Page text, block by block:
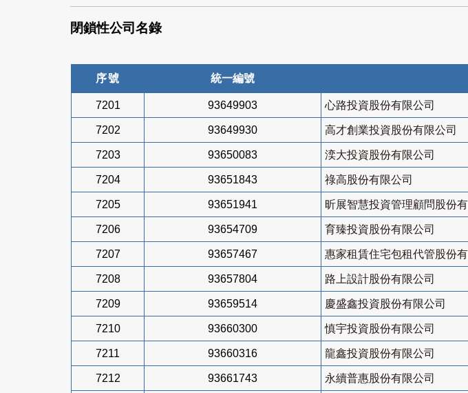
閉鎖性公司名錄
序號 統一編號
7201 93649903 心路投資股份有限公司
7202 93649930 高才創業投資股份有限公司
7203 93650083 湙大投資股份有限公司
7204 93651843 祿高股份有限公司
7205 93651941 昕展智慧投資管理顧問股份
7206 93654709 育臻投資股份有限公司
7207 93657467 惠家租賃住宅包租代管股份
7208 93657804 路上設計股份有限公司
7209 93659514 慶盛鑫投資股份有限公司
7210 93660300 慎宇投資股份有限公司
7211 93660316 龍鑫投資股份有限公司
7212 93661743 永續普惠股份有限公司